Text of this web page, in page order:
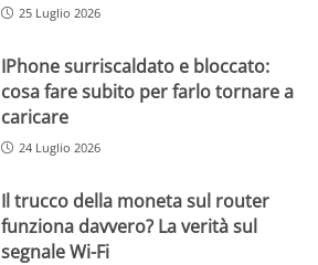
25 Luglio 2026
IPhone surriscaldato e bloccato:
cosa fare subito per farlo tornare a
caricare
24 Luglio 2026
Il trucco della moneta sul router
funziona davvero? La verità sul
segnale Wi-Fi